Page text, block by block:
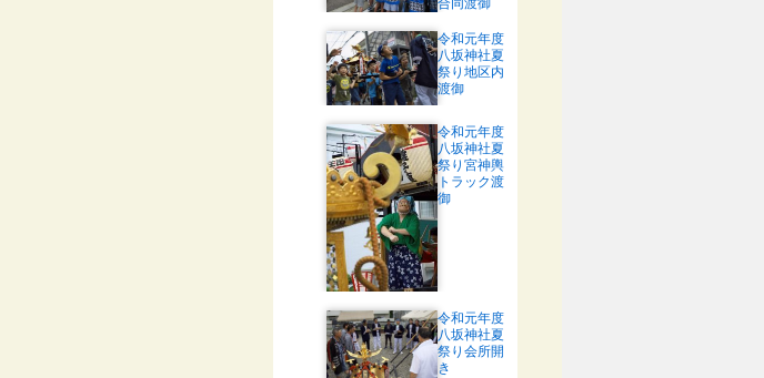
合同渡御
令和元年度
八坂神社夏
祭り地区内
渡御
令和元年度
八坂神社夏
祭り宮神輿
トラック渡
御
令和元年度
八坂神社夏
祭り会所開
き